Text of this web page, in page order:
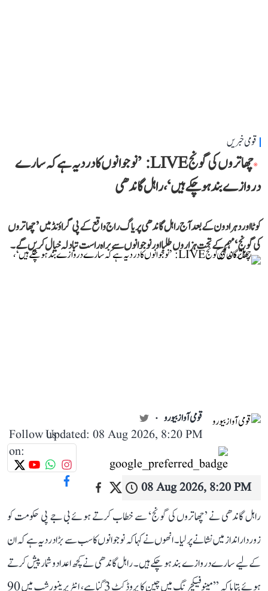
قومی خبریں
چھاتروں کی گونج LIVE: ’نوجوانوں کا درد یہ ہے کہ سارے
دروازے بند ہو چکے ہیں‘، راہل گاندھی
کوٹا اور دہرادون کے بعد آج راہل گاندھی پریاگ راج واقع کے پی گراؤنڈ میں ’چھاتروں
کی گونج‘ مہم کے تحت ہزاروں طلبا اور نوجوانوں سے براہ راست تبادلہ خیال کریں گے۔
قومی آواز بیورو
Updated: 08 Aug 2026, 8:20 PM
Follow us
on:
08 Aug 2026, 8:20 PM
راہل گاندھی نے ’چھاتروں کی گونج‘ سے خطاب کرتے ہوئے بی جے پی حکومت کو
زوردار انداز میں نشانے پر لیا۔ انھوں نے کہا کہ نوجوانوں کا سب سے بڑا درد یہ ہے کہ ان
کے لیے سارے دروازے بند ہو چکے ہیں۔ راہل گاندھی نے کچھ اعداد و شمار پیش کرتے
ہوئے بتایا کہ ’’مینوفیکچرنگ میں چین کا پروڈکٹ 3 گنا ہے، انٹرپرینیورشپ میں 90